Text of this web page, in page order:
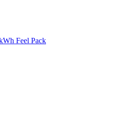
Feel Pack